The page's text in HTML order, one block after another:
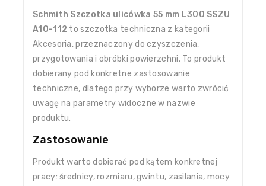
Schmith Szczotka ulicówka 55 mm L300 SSZU
A10-112 to szczotka techniczna z kategorii
Akcesoria, przeznaczony do czyszczenia,
przygotowania i obróbki powierzchni. To produkt
dobierany pod konkretne zastosowanie
techniczne, dlatego przy wyborze warto zwrócić
uwagę na parametry widoczne w nazwie
produktu.
Zastosowanie
Produkt warto dobierać pod kątem konkretnej
pracy: średnicy, rozmiaru, gwintu, zasilania, mocy